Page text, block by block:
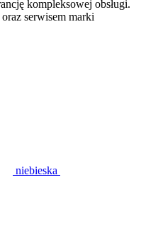
kompleksowej obsługi.
serwisem marki
niebieska